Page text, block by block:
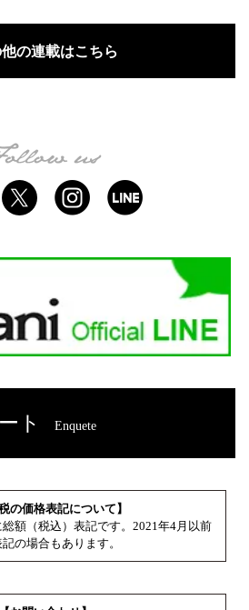
の連載はこちら
ト Enquete
の価格表記について】
額（税込）表記です。2021年4月以前
の場合もあります。